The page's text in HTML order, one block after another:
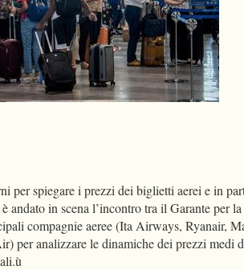
per spiegare i prezzi dei biglietti aerei e in
andato in scena l’incontro tra il Garante per
compagnie aeree (Ita Airways, Ryanair,
per analizzare le dinamiche dei prezzi medi